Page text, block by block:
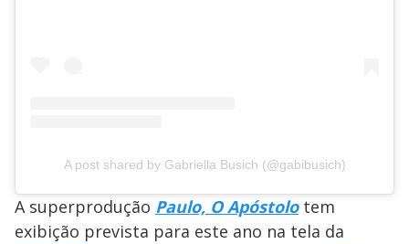
A post shared by Gabriella Busich (@gabibusich)
A superprodução Paulo, O Apóstolotem
exibição prevista para este ano na tela da